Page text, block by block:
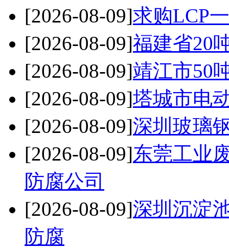
[2026-08-09]求购LCP
[2026-08-09]福建省20
[2026-08-09]靖江市50
[2026-08-09]塔城市电
[2026-08-09]深圳玻璃
[2026-08-09]东莞工业
防腐公司
[2026-08-09]深圳沉淀
防腐